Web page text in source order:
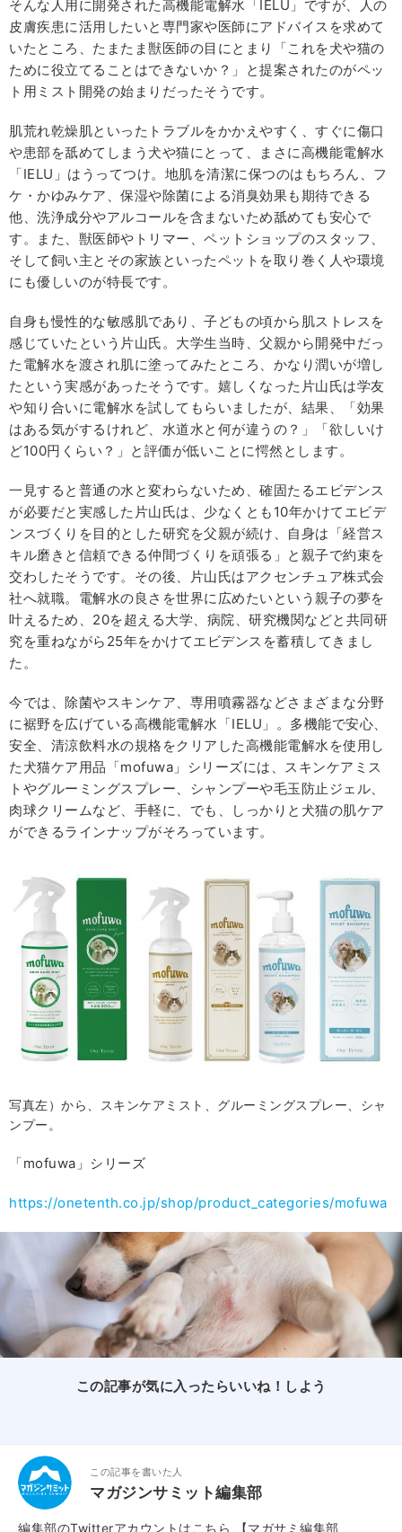
そんな人用に開発された高機能電解水「IELU」ですが、人の
皮膚疾患に活用したいと専門家や医師にアドバイスを求めて
いたところ、たまたま獣医師の目にとまり「これを犬や猫の
ために役立てることはできないか？」と提案されたのがペッ
ト用ミスト開発の始まりだったそうです。
肌荒れ乾燥肌といったトラブルをかかえやすく、すぐに傷口
や患部を舐めてしまう犬や猫にとって、まさに高機能電解水
「IELU」はうってつけ。地肌を清潔に保つのはもちろん、フ
ケ・かゆみケア、保湿や除菌による消臭効果も期待できる
他、洗浄成分やアルコールを含まないため舐めても安心で
す。また、獣医師やトリマー、ペットショップのスタッフ、
そして飼い主とその家族といったペットを取り巻く人や環境
にも優しいのが特長です。
自身も慢性的な敏感肌であり、子どもの頃から肌ストレスを
感じていたという片山氏。大学生当時、父親から開発中だっ
た電解水を渡され肌に塗ってみたところ、かなり潤いが増し
たという実感があったそうです。嬉しくなった片山氏は学友
や知り合いに電解水を試してもらいましたが、結果、「効果
はある気がするけれど、水道水と何が違うの？」「欲しいけ
ど100円くらい？」と評価が低いことに愕然とします。
一見すると普通の水と変わらないため、確固たるエビデンス
が必要だと実感した片山氏は、少なくとも10年かけてエビデ
ンスづくりを目的とした研究を父親が続け、自身は「経営ス
キル磨きと信頼できる仲間づくりを頑張る」と親子で約束を
交わしたそうです。 その後、片山氏はアクセンチュア株式会
社へ就職。電解水の良さを世界に広めたいという親子の夢を
叶えるため、20を超える大学、病院、研究機関などと 共同研
究を重ねながら25年をかけてエビデンスを蓄積してきまし
た。
今では、除菌やスキンケア、専用噴霧器などさまざまな分野
に裾野を広げている高機能電解水「IELU」。 多機能で安心、
安全、清涼飲料水の規格をクリアした高機能電解水を使用し
た犬猫ケア用品 「mofuwa」シリーズには、スキンケアミス
トやグルーミングスプレー、シャンプーや毛玉防止ジェル、
肉球クリームなど、手軽に、でも、しっかりと犬猫の肌ケア
ができるラインナップがそろっています。
写真左）から、スキンケアミスト、グルーミングスプレー、シャ
ンプー。
「mofuwa」シリーズ
https://onetenth.co.jp/shop/product_categories/mofuwa
この記事が気に入ったらいいね！しよう
この記事を書いた人
マガジンサミット編集部
編集部のTwitterアカウントはこちら
【マガサミ編集部